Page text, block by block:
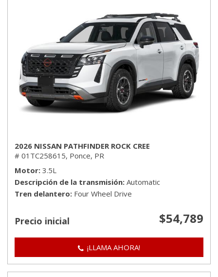
2026 NISSAN PATHFINDER ROCK CREE
# 01TC258615, Ponce, PR
Motor 3.5L
Descripción de la transmisión Automatic
Tren delantero Four Wheel Drive
Precio inicial $54,789
¡LLAMA AHORA!